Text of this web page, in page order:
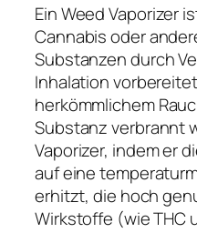
Ein Weed Vaporizer
Cannabis oder
Substanzen durch
Inhalation
herkömmlichem
Substanz verbrannt
Vaporizer, indem er
auf eine
erhitzt, die hoch
Wirkstoffe (wie THC